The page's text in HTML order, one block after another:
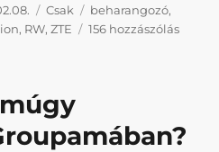
Kategória
Csak Címke
beharangozó,
, RW,ZTE 156 hozzászólás